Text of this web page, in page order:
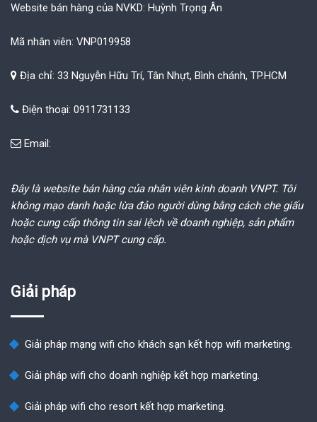
Website bán hàng của NVKD: Huỳnh Trọng Ân
Mã nhân viên: VNP019958
Địa chỉ: 33 Nguyễn Hữu Trí, Tân Nhựt, Bình chánh, TP.HCM
Điện thoại: 0911731133
Email:
Đây là website bán hàng của nhân viên kinh doanh VNPT. Tôi
không mạo danh hoặc lừa đảo người dùng bằng cách che giấu
hoặc cung cấp thông tin sai lệch về doanh nghiệp, sản phẩm
hoặc dịch vụ mà VNPT cung cấp.
Giải pháp
Giải pháp mạng wifi cho khách sạn kết hợp wifi marketing.
Giải pháp wifi cho doanh nghiệp kết hợp marketing.
Giải pháp wifi cho resort kết hợp marketing.